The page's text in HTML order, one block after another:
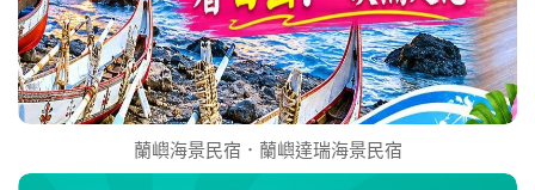
蘭嶼海景民宿．蘭嶼達瑞海景民宿